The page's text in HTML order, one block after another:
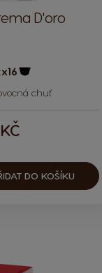
D'oro
x16
chuť
DO KOŠÍKU